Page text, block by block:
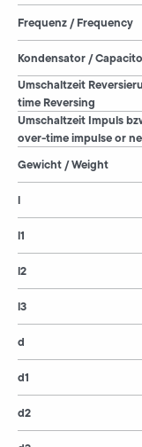
Frequenz / Frequency
Kondensator /
Umschaltzeit
time Reversing
Umschaltzeit Impuls
over-time impulse or
Gewicht / Weight
l
l1
l2
l3
d
d1
d2